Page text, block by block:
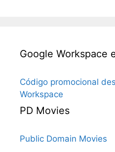
Google Workspace
Código promocional
Workspace
PD Movies
Public Domain Movies